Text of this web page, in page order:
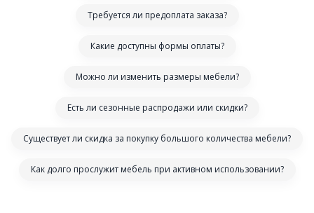
Требуется ли предоплата заказа?
Какие доступны формы оплаты?
Можно ли изменить размеры мебели?
Есть ли сезонные распродажи или скидки?
Существует ли скидка за покупку большого количества мебели?
Как долго прослужит мебель при активном использовании?